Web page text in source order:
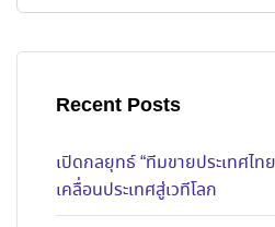
Recent Posts
เปิดกลยุทธ์ “ทีมขายประเทศไ
เคลื่อนประเทศสู่เวทีโลก